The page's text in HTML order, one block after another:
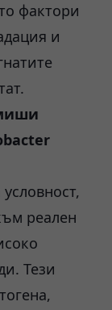
фактори
и
реален
Тези